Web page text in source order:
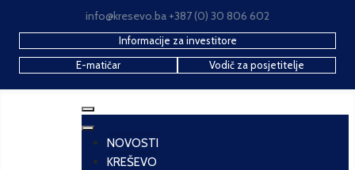
info@kresevo.ba +387 (0) 30 806 602
Informacije za investitore
E-matičar
Vodič za posjetitelje
NOVOSTI
KREŠEVO